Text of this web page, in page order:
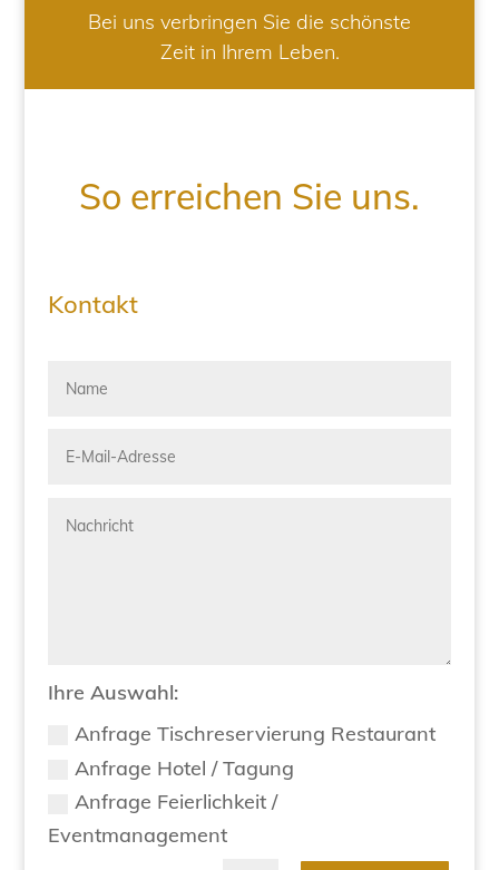
Bei uns verbringen Sie die schönste
Zeit in Ihrem Leben.
So erreichen Sie uns.
Kontakt
Ihre Auswahl:
Anfrage Tischreservierung Restaurant
Anfrage Hotel / Tagung
Anfrage Feierlichkeit /
Eventmanagement